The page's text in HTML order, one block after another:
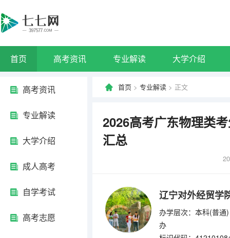
首页 高考资讯 专业解读 大学介绍
高考资讯
专业解读
大学介绍
成人高考
自学考试
高考志愿
首页 > 专业解读 > 正文
2026高考广东物理类
汇总
辽宁对外经贸学
办学层次：本科(普通)
办